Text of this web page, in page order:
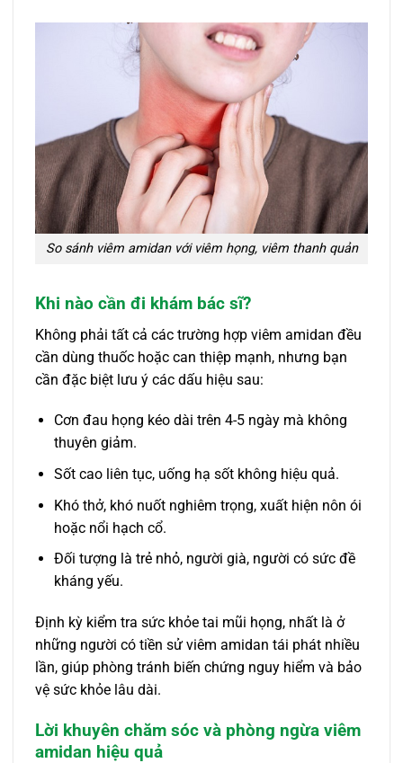
So sánh viêm amidan với viêm họng, viêm thanh quản
Khi nào cần đi khám bác sĩ?
Không phải tất cả các trường hợp viêm amidan đều
cần dùng thuốc hoặc can thiệp mạnh, nhưng bạn
cần đặc biệt lưu ý các dấu hiệu sau:
Cơn đau họng kéo dài trên 4-5 ngày mà không
thuyên giảm.
Sốt cao liên tục, uống hạ sốt không hiệu quả.
Khó thở, khó nuốt nghiêm trọng, xuất hiện nôn ói
hoặc nổi hạch cổ.
Đối tượng là trẻ nhỏ, người già, người có sức đề
kháng yếu.
Định kỳ kiểm tra sức khỏe tai mũi họng, nhất là ở
những người có tiền sử viêm amidan tái phát nhiều
lần, giúp phòng tránh biến chứng nguy hiểm và bảo
vệ sức khỏe lâu dài.
Lời khuyên chăm sóc và phòng ngừa viêm
amidan hiệu quả